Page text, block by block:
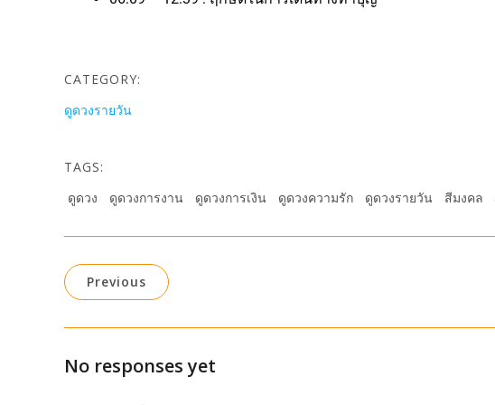
CATEGORY:
ดูดวงรายวัน
TAGS:
ดูดวง
ดูดวงการงาน ดูดวงการเงิน ดูดวงความรัก ดูดวงรายวัน สีมงคล
Previous
No responses yet